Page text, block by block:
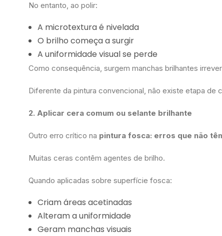
No entanto, ao polir:
A microtextura é nivelada
O brilho começa a surgir
A uniformidade visual se perde
Como consequência, surgem manchas brilhantes
Diferente da pintura convencional, não existe etapa de
2. Aplicar cera comum ou selante brilhante
Outro erro crítico na pintura fosca: erros que não
Muitas ceras contêm agentes de brilho.
Quando aplicadas sobre superfície fosca:
Criam áreas acetinadas
Alteram a uniformidade
Geram manchas visuais